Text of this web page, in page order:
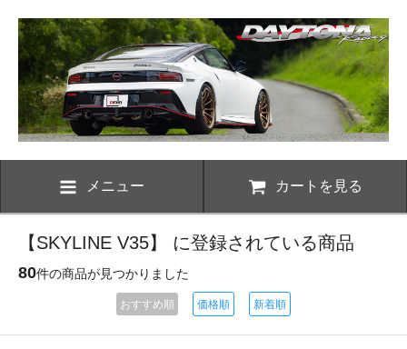
メニュー カートを見る
【SKYLINE V35】 に登録されている商品
80件の商品が見つかりました
おすすめ順 価格順 新着順